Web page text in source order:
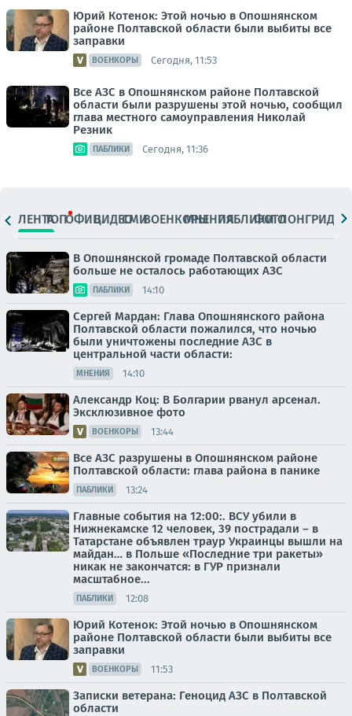
Юрий Котенок: Этой ночью в Опошнянском
районе Полтавской области были выбиты все
заправки
ВОЕНКОРЫ Сегодня, 11:53
Все АЗС в Опошнянском районе Полтавской
области были разрушены этой ночью, сообщил
глава местного самоуправления Николай
Резник
ПАБЛИКИ Сегодня, 11:36
ЛЕНТАТОПОФИЦ.ВИДЕОСМИВОЕНКОРЫМНЕНИЯПАБЛИКИ
ФОТОЛОНГРИДЫ
В Опошнянской громаде Полтавской области
больше не осталось работающих АЗС
ПАБЛИКИ 14:10
Сергей Мардан: Глава Опошнянского района
Полтавской области пожалился, что ночью
были уничтожены последние АЗС в
центральной части области:
МНЕНИЯ 14:10
Александр Коц: В Болгарии рванул арсенал.
Эксклюзивное фото
ВОЕНКОРЫ 13:44
Все АЗС разрушены в Опошнянском районе
Полтавской области: глава района в панике
ПАБЛИКИ 13:24
Главные события на 12:00:. ВСУ убили в
Нижнекамске 12 человек, 39 пострадали – в
Татарстане объявлен траур Украинцы вышли на
майдан… в Польше «Последние три ракеты»
никак не закончатся: в ГУР признали
масштабное...
ПАБЛИКИ 12:08
Юрий Котенок: Этой ночью в Опошнянском
районе Полтавской области были выбиты все
заправки
ВОЕНКОРЫ 11:53
Записки ветерана: Геноцид АЗС в Полтавской
области